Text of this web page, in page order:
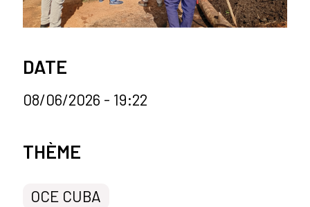
DATE
08/06/2026 - 19:22
Categorías de la noticia
THÈME
OCE CUBA